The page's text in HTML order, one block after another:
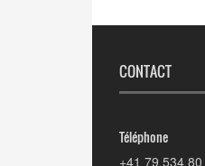
CONTACT
Téléphone
+41 79 534